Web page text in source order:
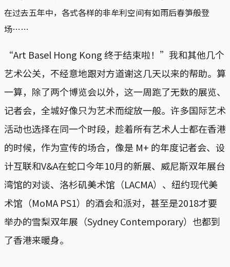
在过去五年中，各式各样的非牟利空间有如雨后春笋般登
场……
“Art Basel Hong Kong 终于结束啦！”我和其他几个
艺术公关，不经意地跟对方道谢这几天以来的帮助。算
一算，除了两个博览会以外，这一周跑了无数的展览、
记者会，全城好像只为艺术而绽放一般。许多国际艺术
活动也选择在同一个时段，趁着所有艺术人士都在香港
的时候，作为宣传的场合，像是 M+ 的年度记者会、设
计互联和V&A在蛇口今年10月的新展、威尼斯双年展台
湾馆的对谈、洛杉矶美术馆（LACMA）、纽约现代美
术馆（MoMA PS1）的酒会和派对，甚至是2018才要
举办的雪梨双年展（Sydney Contemporary）也都到
了香港来暖身。